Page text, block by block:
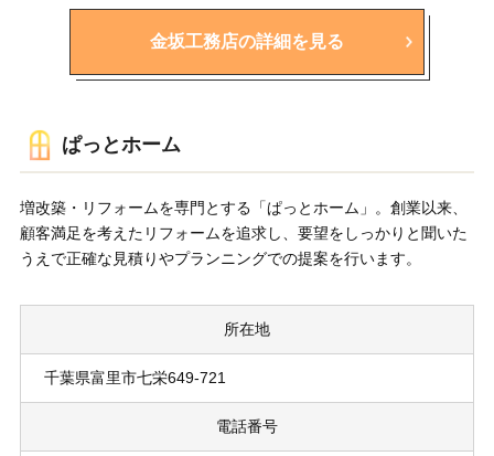
金坂工務店の詳細を見る
ぱっとホーム
増改築・リフォームを専門とする「ぱっとホーム」。創業以来、
顧客満足を考えたリフォームを追求し、要望をしっかりと聞いた
うえで正確な見積りやプランニングでの提案を行います。
所在地
千葉県富里市七栄649-721
電話番号